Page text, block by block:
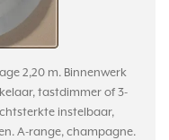
2,20 m. Binnenwerk
tastdimmer of 3-
instelbaar,
A-range, champagne.